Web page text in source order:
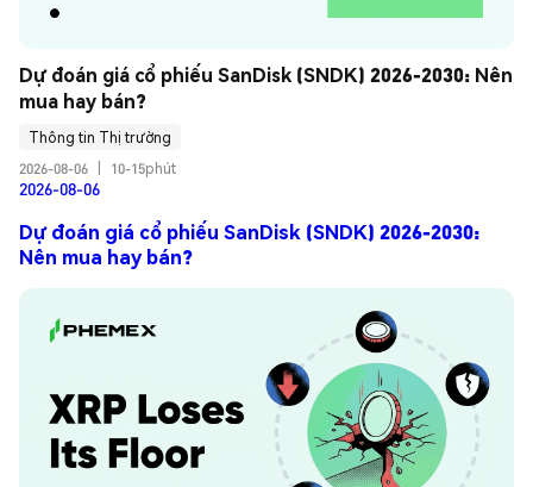
Dự đoán giá cổ phiếu SanDisk (SNDK) 2026-2030: Nên
mua hay bán?
Thông tin Thị trường
2026-08-06
10-15phút
2026-08-06
Dự đoán giá cổ phiếu SanDisk (SNDK) 2026-2030:
Nên mua hay bán?